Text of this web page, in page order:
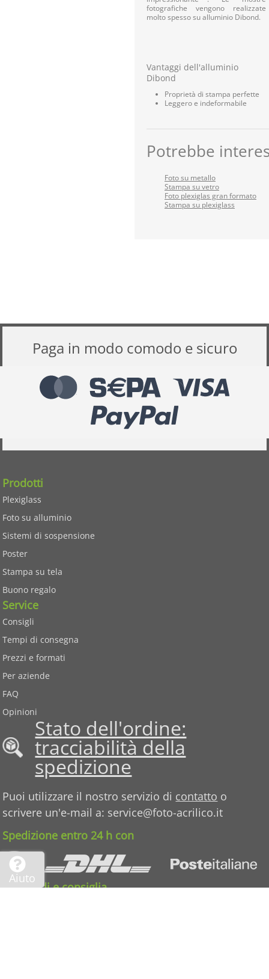
fotografiche vengono realizzate
molto spesso su alluminio Dibond.
Vantaggi dell'alluminio
Dibond
Proprietà di stampa perfette
Leggero e indeformabile
Potrebbe
Foto su metallo
Stampa su vetro
Foto plexiglas gran formato
Stampa su plexiglass
Paga in modo comodo e sicuro
Prodotti
Plexiglass
Foto su alluminio
Sistemi di sospensione
Poster
Stampa su tela
Buono regalo
Service
Consigli
Tempi di consegna
Prezzi e formati
Per aziende
FAQ
Opinioni
Stato dell'ordine:
tracciabilità della
spedizione
Puoi utilizzare il nostro servizio di contatto o
scrivere un'e-mail a: service@foto-acrilico.it
Spedizione entro 24 h con
Condividi e consiglia
Aiuto